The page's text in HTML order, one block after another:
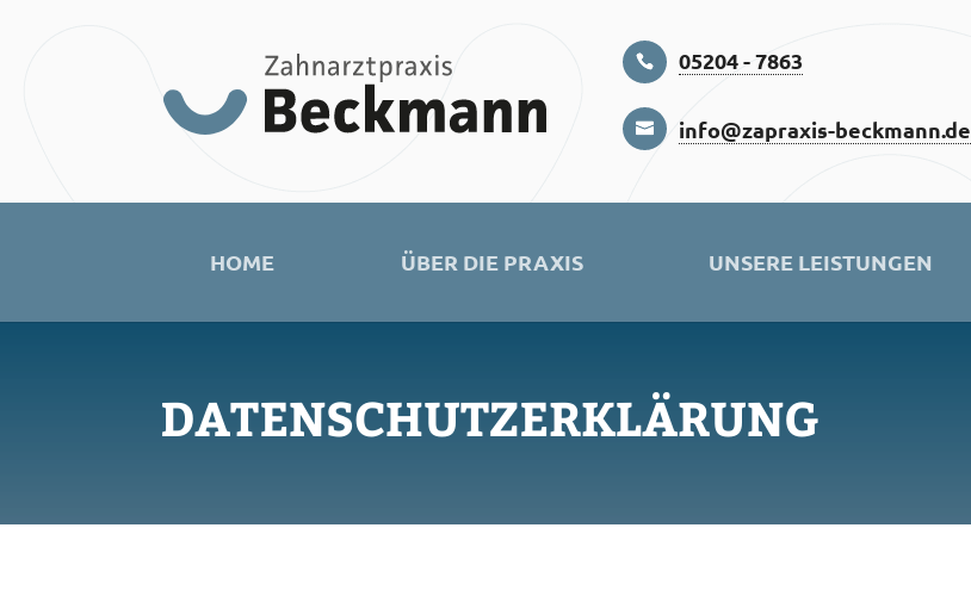
05204 - 7863
info@zapraxis-beckmann.de
HOME ÜBER DIE PRAXIS UNSERE LEISTUNGEN
DATENSCHUTZERKLÄRUNG